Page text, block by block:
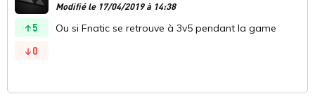
5
0
Modifié le 17/04/2019 à 14:38
Ou si Fnatic se retrouve à 3v5 pendant la game